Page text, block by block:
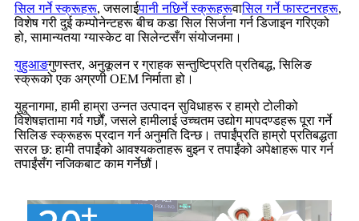
सिल गर्ने स्क्रूहरू, जसलाईपानी नछिर्ने स्क्रूहरूवासिल गर्ने फास्टनरहरू,
विशेष गरी दुई कम्पोनेन्टहरू बीच कडा सिल सिर्जना गर्न डिजाइन गरिएको
हो, सामान्यतया ग्यास्केट वा सिलेन्टसँग संयोजनमा।
युहुआङगुणस्तर, अनुकूलन र ग्राहक सन्तुष्टिप्रति प्रतिबद्ध, सिलिङ
स्क्रूको एक अग्रणी OEM निर्माता हो।
युहुनागमा, हामी हाम्रा उन्नत उत्पादन सुविधाहरू र हाम्रो टोलीको
विशेषज्ञतामा गर्व गर्छौं, जसले हामीलाई उच्चतम उद्योग मापदण्डहरू पूरा गर्ने
सिलिङ स्क्रूहरू प्रदान गर्न अनुमति दिन्छ। तपाईंप्रति हाम्रो प्रतिबद्धता
सरल छ: हामी तपाईंको आवश्यकताहरू बुझ्न र तपाईंको अपेक्षाहरू पार गर्न
तपाईंसँग नजिकबाट काम गर्नेछौं।